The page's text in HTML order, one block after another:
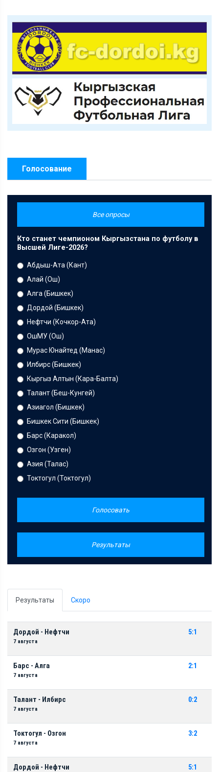
Голосование
Все опросы
Кто станет чемпионом Кыргызстана по футболу в
Высшей Лиге-2026?
Абдыш-Ата (Кант)
Алай (Ош)
Алга (Бишкек)
Дордой (Бишкек)
Нефтчи (Кочкор-Ата)
ОшМУ (Ош)
Мурас Юнайтед (Манас)
Илбирс (Бишкек)
Кыргыз Алтын (Кара-Балта)
Талант (Беш-Кунгей)
Азиагол (Бишкек)
Бишкек Сити (Бишкек)
Барс (Каракол)
Озгон (Узген)
Азия (Талас)
Токтогул (Токтогул)
Голосовать
Результаты
Результаты Скоро
Дордой - Нефтчи
7 августа
5:1
Барс - Алга
7 августа
2:1
Талант - Илбирс
7 августа
0:2
Токтогул - Озгон
7 августа
3:2
Дордой - Нефтчи 5:1